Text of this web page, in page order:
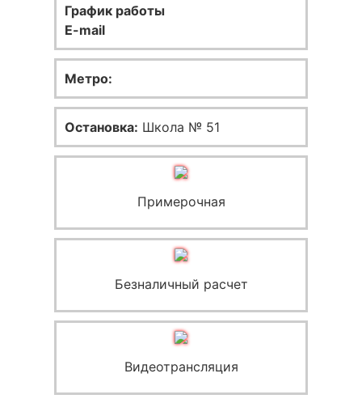
График работы
E-mail
Метро:
Остановка: Школа № 51
Примерочная
Безналичный расчет
Видеотрансляция